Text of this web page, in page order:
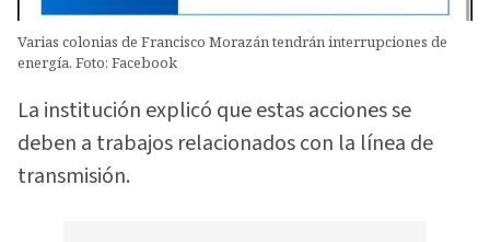
Varias colonias de Francisco Morazán tendrán interrupciones de
energía. Foto: Facebook
La institución explicó que estas acciones se
deben a trabajos relacionados con la línea de
transmisión.